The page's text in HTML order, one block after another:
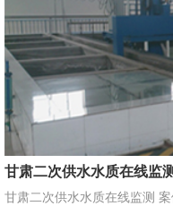
甘肃二次供水水质在线监
甘肃二次供水水质在线监测 案